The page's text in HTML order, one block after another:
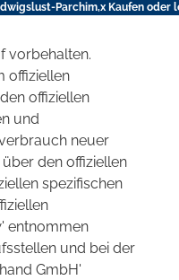
Parchim,x Kaufen oder
vorbehalten.
offiziellen
offiziellen
und
neuer
den offiziellen
spezifischen
entnommen
und bei der
GmbH'